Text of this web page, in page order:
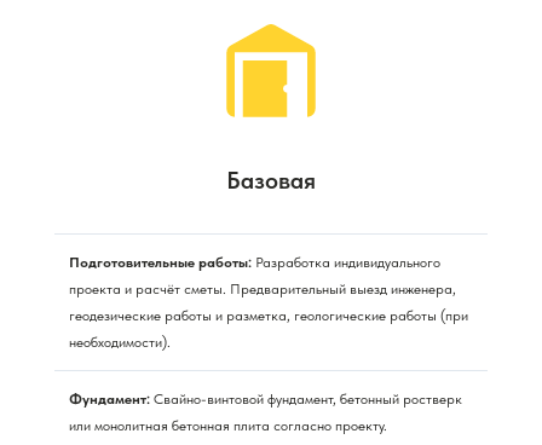
Базовая
Подготовительные работы: Разработка индивидуального
проекта и расчёт сметы. Предварительный выезд инженера,
геодезические работы и разметка, геологические работы (при
необходимости).
Фундамент: Свайно-винтовой фундамент, бетонный ростверк
или монолитная бетонная плита согласно проекту.